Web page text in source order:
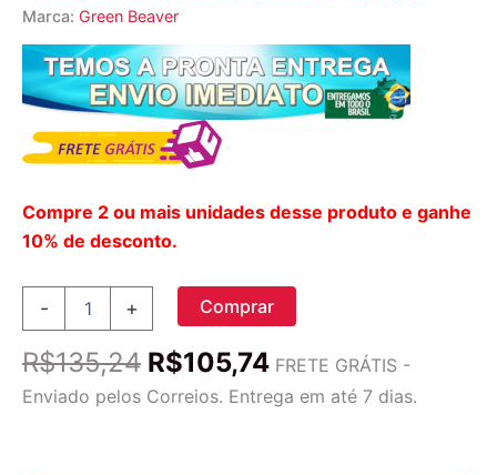
Marca: Green Beaver
Compre 2 ou mais unidades desse produto e ganhe
10% de desconto.
-
Natural
Beaver
+ Comprar
R$135,24 O
preço
R$105,74O
preço
FRETE GRÁTIS -
Enviado pelos Correios. Entrega em até 7 dias.